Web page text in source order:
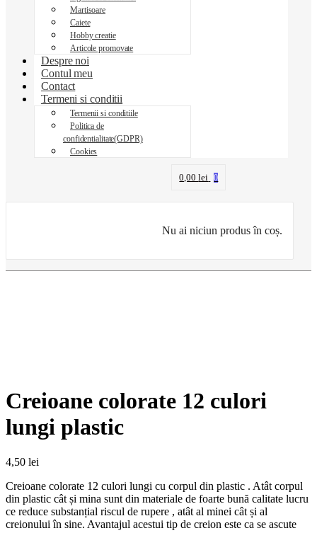
Martisoare
Caiete
Hobby creatie
Articole promovate
Despre noi
Contul meu
Contact
Termeni si conditii
Termenii si conditiile
Politica de
confidentialitate(GDPR)
Cookies
0,00lei 0
Nu ai niciun produs în coș.
Creioane colorate 12 culori
lungi plastic
4,50 lei
Creioane colorate 12 culori lungi cu corpul din plastic . Atât corpul
din plastic cât și mina sunt din materiale de foarte bună calitate lucru
ce reduce substanțial riscul de rupere , atât al minei cât și al
creionului în sine. Avantajul acestui tip de creion este ca se ascute